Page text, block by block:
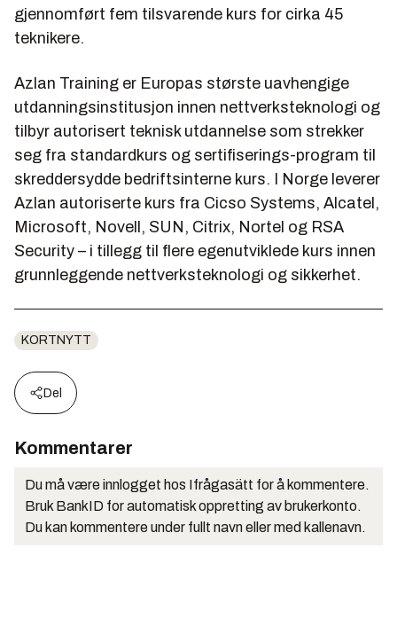
gjennomført fem tilsvarende kurs for cirka 45
teknikere.
Azlan Training er Europas største uavhengige
utdanningsinstitusjon innen nettverksteknologi og
tilbyr autorisert teknisk utdannelse som strekker
seg fra standardkurs og sertifiserings-program til
skreddersydde bedriftsinterne kurs. I Norge leverer
Azlan autoriserte kurs fra Cicso Systems, Alcatel,
Microsoft, Novell, SUN, Citrix, Nortel og RSA
Security – i tillegg til flere egenutviklede kurs innen
grunnleggende nettverksteknologi og sikkerhet.
KORTNYTT
Del
Kommentarer
Du må være innlogget hos Ifrågasätt for å kommentere.
Bruk BankID for automatisk oppretting av brukerkonto.
Du kan kommentere under fullt navn eller med kallenavn.